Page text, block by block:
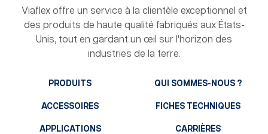
Viaflex offre un service à la clientèle exceptionnel et
des produits de haute qualité fabriqués aux États-
Unis, tout en gardant un œil sur l'horizon des
industries de la terre.
PRODUITS
ACCESSOIRES
APPLICATIONS
QUI SOMMES-NOUS ?
FICHES TECHNIQUES
CARRIÈRES